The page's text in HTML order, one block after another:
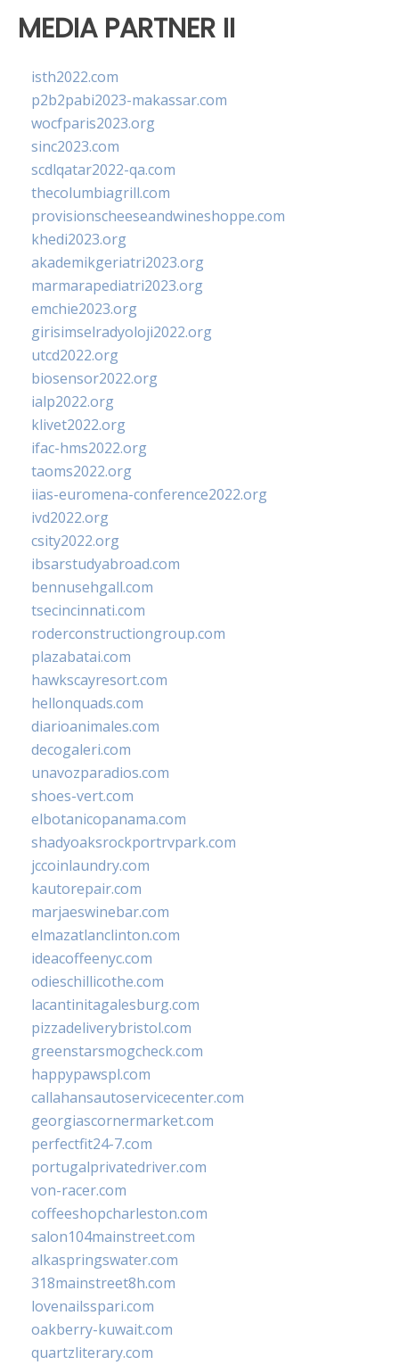
MEDIA PARTNER II
isth2022.com
p2b2pabi2023-makassar.com
wocfparis2023.org
sinc2023.com
scdlqatar2022-qa.com
thecolumbiagrill.com
provisionscheeseandwineshoppe.com
khedi2023.org
akademikgeriatri2023.org
marmarapediatri2023.org
emchie2023.org
girisimselradyoloji2022.org
utcd2022.org
biosensor2022.org
ialp2022.org
klivet2022.org
ifac-hms2022.org
taoms2022.org
iias-euromena-conference2022.org
ivd2022.org
csity2022.org
ibsarstudyabroad.com
bennusehgall.com
tsecincinnati.com
roderconstructiongroup.com
plazabatai.com
hawkscayresort.com
hellonquads.com
diarioanimales.com
decogaleri.com
unavozparadios.com
shoes-vert.com
elbotanicopanama.com
shadyoaksrockportrvpark.com
jccoinlaundry.com
kautorepair.com
marjaeswinebar.com
elmazatlanclinton.com
ideacoffeenyc.com
odieschillicothe.com
lacantinitagalesburg.com
pizzadeliverybristol.com
greenstarsmogcheck.com
happypawspl.com
callahansautoservicecenter.com
georgiascornermarket.com
perfectfit24-7.com
portugalprivatedriver.com
von-racer.com
coffeeshopcharleston.com
salon104mainstreet.com
alkaspringswater.com
318mainstreet8h.com
lovenailsspari.com
oakberry-kuwait.com
quartzliterary.com